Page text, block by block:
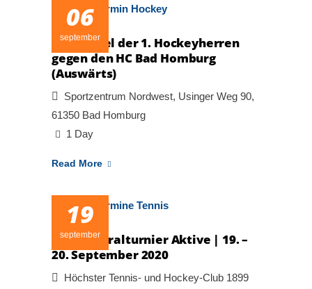
06
september
Pokalspiel der 1. Hockeyherren
gegen den HC Bad Homburg
(Auswärts)
Sportzentrum Nordwest, Usinger Weg 90,
61350 Bad Homburg
1 Day
Read More
19
september
Tages-Spiralturnier Aktive | 19. –
20. September 2020
Höchster Tennis- und Hockey-Club 1899